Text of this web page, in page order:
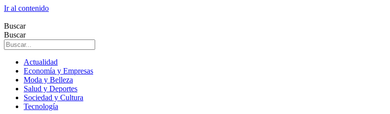
Ir al contenido
Buscar
Buscar
Actualidad
Economía y Empresas
Moda y Belleza
Salud y Deportes
Sociedad y Cultura
Tecnología